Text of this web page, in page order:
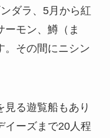
ダラ、5月から紅
ーモン、鱒（ま
。その間にニシン
る遊覧船もあり
イーズまで20人程